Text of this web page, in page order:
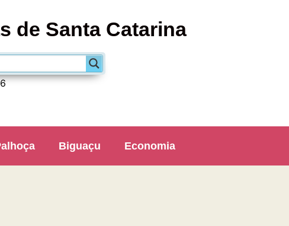
de Santa Catarina
Biguaçu Economia